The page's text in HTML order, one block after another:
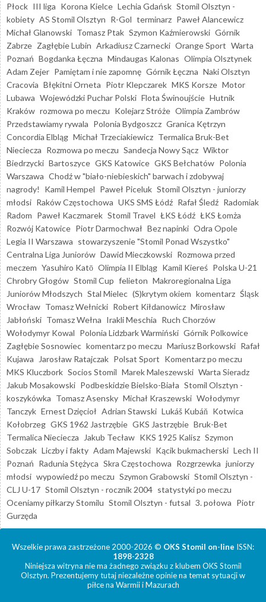
Płock III liga Korona Kielce Lechia Gdańsk Stomil Olsztyn -
kobiety AS Stomil Olsztyn R-Gol terminarz Paweł Alancewicz
Michał Glanowski Tomasz Ptak Szymon Kaźmierowski Górnik
Zabrze Zagłębie Lubin Arkadiusz Czarnecki Orange Sport Warta
Poznań Bogdanka Łęczna Mindaugas Kalonas Olimpia Olsztynek
Adam Zejer Pamiętam i nie zapomnę Górnik Łęczna Naki Olsztyn
Cracovia Błękitni Orneta Piotr Klepczarek MKS Korsze Motor
Lubawa Wojewódzki Puchar Polski Flota Świnoujście Hutnik
Kraków rozmowa po meczu Kolejarz Stróże Olimpia Zambrów
Przedstawiamy rywala Polonia Bydgoszcz Granica Kętrzyn
Concordia Elbląg Michał Trzeciakiewicz Termalica Bruk-Bet
Nieciecza Rozmowa po meczu Sandecja Nowy Sącz Wiktor
Biedrzycki Bartoszyce GKS Katowice GKS Bełchatów Polonia
Warszawa Chodź w "biało-niebieskich" barwach i zdobywaj
nagrody!
Kamil Hempel Paweł Piceluk Stomil Olsztyn - juniorzy
młodsi Raków Częstochowa UKS SMS Łódź Rafał Śledź Radomiak
Radom Paweł Kaczmarek Stomil Travel ŁKS Łódź ŁKS Łomża
Rozwój Katowice Piotr Darmochwał Bez napinki Odra Opole
Legia II Warszawa stowarzyszenie "Stomil Ponad Wszystko"
Centralna Liga Juniorów Dawid Mieczkowski Rozmowa przed
meczem Yasuhiro Katō Olimpia II Elbląg Kamil Kiereś Polska U-21
Chrobry Głogów Stomil Cup felieton Makroregionalna Liga
Juniorów Młodszych Stal Mielec (S)krytym okiem komentarz Śląsk
Wrocław Tomasz Wełnicki Robert Kiłdanowicz Mirosław
Jabłoński Tomasz Wełna Irakli Meschia Ruch Chorzów
Wołodymyr Kowal Polonia Lidzbark Warmiński Górnik Polkowice
Zagłębie Sosnowiec komentarz po meczu Mariusz Borkowski Rafał
Kujawa
Jarosław Ratajczak Polsat Sport Komentarz po meczu
MKS Kluczbork Socios Stomil Marek Maleszewski Warta Sieradz
Jakub Mosakowski Podbeskidzie Bielsko-Biała Stomil Olsztyn -
koszykówka Tomasz Asensky Michał Kraszewski Wołodymyr
Tanczyk Ernest Dzięcioł Adrian Stawski Lukáš Kubáň Kotwica
Kołobrzeg GKS 1962 Jastrzębie GKS Jastrzębie Bruk-Bet
Termalica Nieciecza
Jakub Tecław KKS 1925 Kalisz Szymon
Sobczak Liczby i fakty Adam Majewski Kącik bukmacherski Lech II
Poznań Radunia Stężyca Skra Częstochowa Rozgrzewka juniorzy
młodsi wypowiedź po meczu Szymon Grabowski Stomil Olsztyn -
CLJ U-17 Stomil Olsztyn - rocznik 2004 statystyki po meczu
Oceniamy piłkarzy Stomilu Stomil Olsztyn - futsal 3. połowa Piotr
Gurzęda
Wszelkie prawa zastrzeżone 2000-2026 © OKS Stomil on-line ISSN:
1898-2328
Niniejsza witryna nie ma żadnego związku z klubem OKS Stomil
Olsztyn. Prezentujemy tutaj niezależne opinie na temat sytuacji w
piłce na Warmii i Mazurach